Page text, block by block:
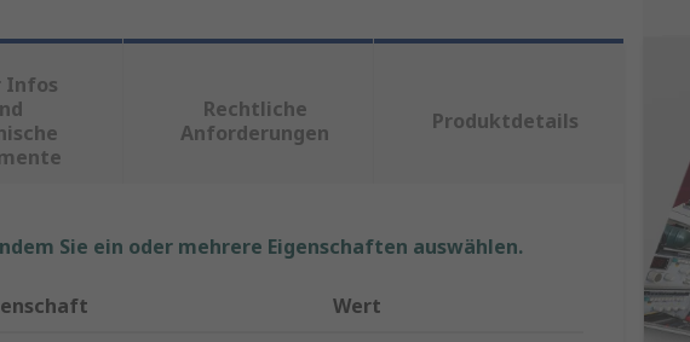
Infos
Rechtliche
Anforderungen
Produktdetails
Sie ein oder mehrere Eigenschaften auswählen.
Wert